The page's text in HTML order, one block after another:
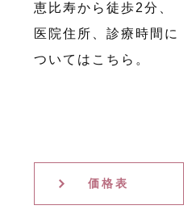
恵比寿から徒歩2分、
医院住所、診療時間に
ついてはこちら。
価格表